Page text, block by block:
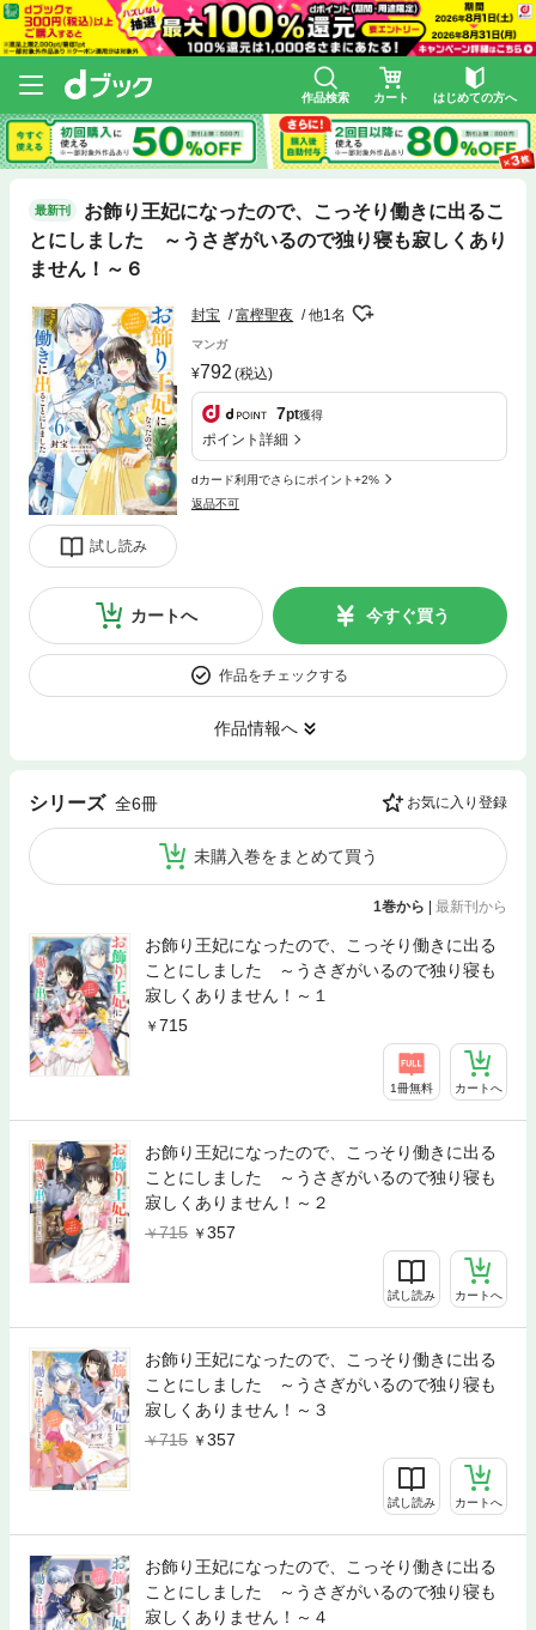
作品検索 カート はじめての方へ
最新刊
お飾り王妃になったので、こっそり働きに出るこ
とにしました ～うさぎがいるので独り寝も寂しくあり
ません！～６
試し読み
封宝 富樫聖夜 他1名
マンガ
792 (税込)
7pt獲得
ポイント詳細
dカード利用でさらにポイント+2%
返品不可
カートへ 今すぐ買う
作品をチェックする
作品情報へ
シリーズ 全6冊 お気に入り登録
未購入巻をまとめて買う
1巻から | 最新刊から
お飾り王妃になったので、こっそり働きに出る
ことにしました ～うさぎがいるので独り寝も
寂しくありません！～１
715
1冊無料 カートへ
お飾り王妃になったので、こっそり働きに出る
ことにしました ～うさぎがいるので独り寝も
寂しくありません！～２
715
357
試し読み カートへ
お飾り王妃になったので、こっそり働きに出る
ことにしました ～うさぎがいるので独り寝も
寂しくありません！～３
715
357
試し読み カートへ
お飾り王妃になったので、こっそり働きに出る
ことにしました ～うさぎがいるので独り寝も
寂しくありません！～４